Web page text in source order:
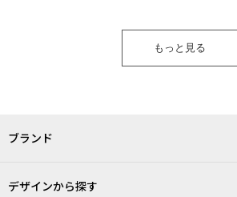
もっと見る
ブランド
デザインから探す